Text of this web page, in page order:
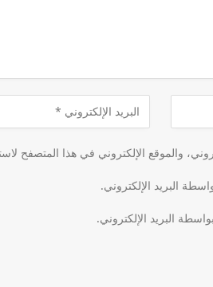
والموقع الإلكتروني في هذا المتصفح
البريد الإلكتروني.
البريد الإلكتروني.